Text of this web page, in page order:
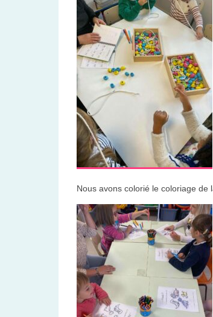
Nous avons colorié le coloriage